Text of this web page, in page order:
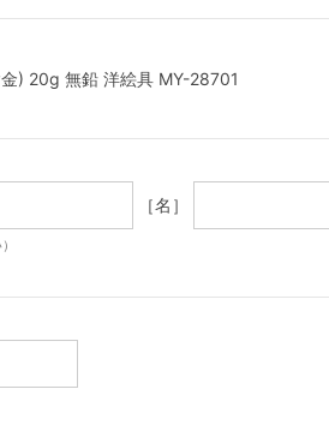
) 20g 無鉛 洋絵具 MY-28701
［名］